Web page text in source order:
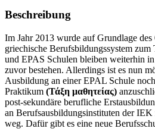
Beschreibung
Im Jahr 2013 wurde auf Grundlage des
griechische Berufsbildungssystem
und EPAS Schulen bleiben weiterhin
zuvor bestehen. Allerdings ist es nun
Ausbildung an einer EPAL Schule
Praktikum (Τάξη μαθητείας)
post-sekundäre berufliche
an Berufsausbildungsinstituten der
weg. Dafür gibt es eine neue